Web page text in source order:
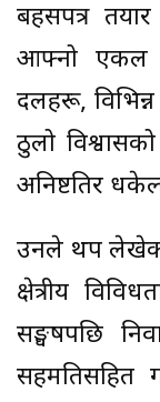
बहसपत्र
आफ्नो एकल
दलहरू,
ठुलो
अनिष्टतिर
उनले थप लेखेका
क्षेत्रीय
सङ्घर्षपछि
सहमतिसहित